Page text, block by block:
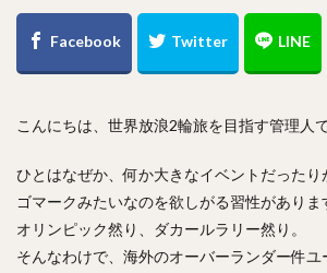
こんにちは、世界放浪2輪旅を目指す管理人で
ひとはなぜか、何か大きなイベントだったり
ゴマークみたいなのを欲しがる習性がありま
オリンピック然り、ダカールラリー然り。
そんなわけで、海外のオーバーランダー件ユ